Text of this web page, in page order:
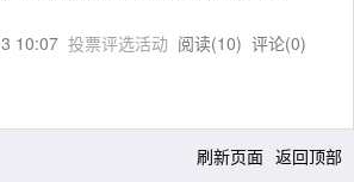
10:07 投票评选活动 阅读(10) 评论(0)
刷新页面 返回顶部